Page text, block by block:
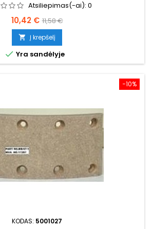
Atsiliepimas(-ai): 0
Kaina
10,42 € Bazinė
kaina
11,58 €
 Į krepšelį
 Yra sandėlyje
−10%
KODAS: 5001027